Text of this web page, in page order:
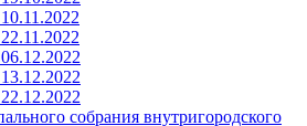
собрания внутригородского